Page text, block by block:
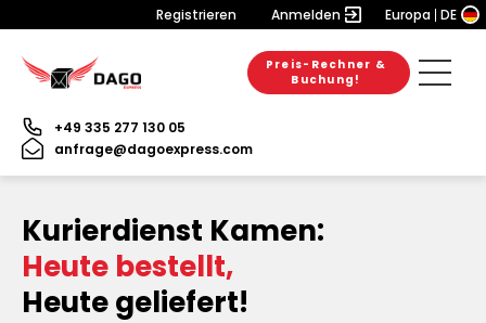
Registrieren Anmelden Europa DE
Preis-Rechner &
Buchung!
+49 335 277 130 05
anfrage@dagoexpress.com
Kurierdienst Kamen:
Heute bestellt,
Heute geliefert!